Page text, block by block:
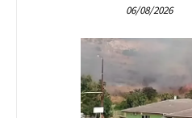
06/08/2026